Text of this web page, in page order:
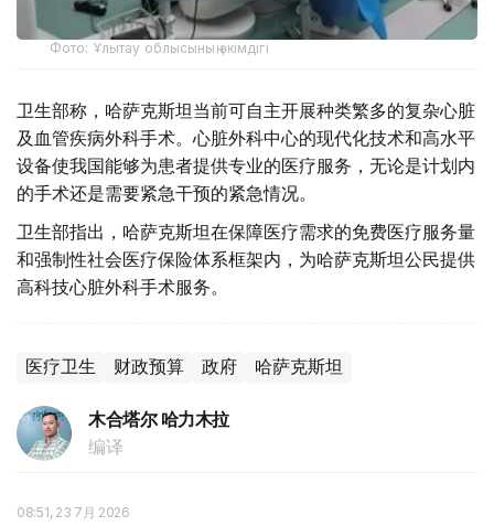
Фото: Ұлытау облысының әкімдігі
卫生部称，哈萨克斯坦当前可自主开展种类繁多的复杂心脏
及血管疾病外科手术。心脏外科中心的现代化技术和高水平
设备使我国能够为患者提供专业的医疗服务，无论是计划内
的手术还是需要紧急干预的紧急情况。
卫生部指出，哈萨克斯坦在保障医疗需求的免费医疗服务量
和强制性社会医疗保险体系框架内，为哈萨克斯坦公民提供
高科技心脏外科手术服务。
医疗卫生 财政预算 政府 哈萨克斯坦
木合塔尔 哈力木拉
编译
08:51, 23 7月 2026